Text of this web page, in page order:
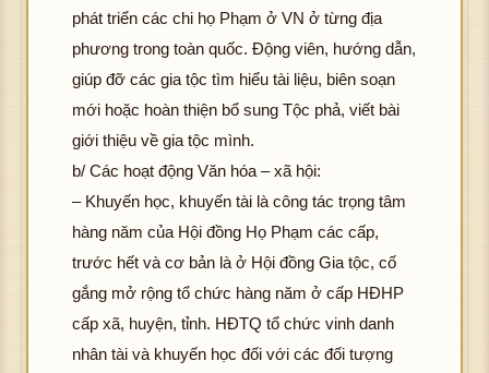
phát triển các chi họ Phạm ở VN ở từng địa
phương trong toàn quốc. Động viên, hướng dẫn,
giúp đỡ các gia tộc tìm hiểu tài liệu, biên soạn
mới hoặc hoàn thiện bổ sung Tộc phả, viết bài
giới thiệu về gia tộc mình.
b/ Các hoạt động Văn hóa – xã hội:
– Khuyến học, khuyến tài là công tác trọng tâm
hàng năm của Hội đồng Họ Phạm các cấp,
trước hết và cơ bản là ở Hội đồng Gia tộc, cố
gắng mở rộng tổ chức hàng năm ở cấp HĐHP
cấp xã, huyện, tỉnh. HĐTQ tổ chức vinh danh
nhân tài và khuyến học đối với các đối tượng